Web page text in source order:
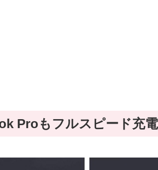
Proもフルスピード充